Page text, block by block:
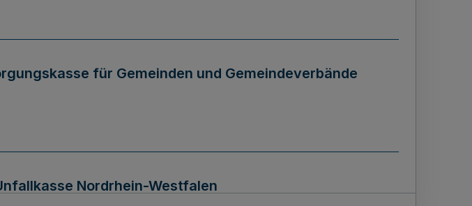
für Gemeinden und Gemeindeverbände
Nordrhein-Westfalen